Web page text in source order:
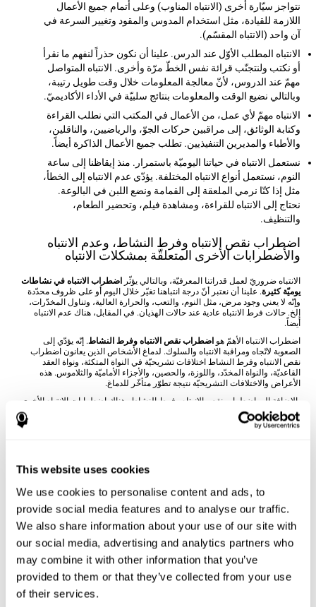
This website uses cookies
We use cookies to personalise content and ads, to
provide social media features and to analyse our traffic.
We also share information about your use of our site with
our social media, advertising and analytics partners who
may combine it with other information that you’ve
provided to them or that they’ve collected from your use
of their services.
نتواجز سيّارة أخرى (الانتباه المناوب) وعلى أتمام جميع الأعمال
اللازمة للقيادة، مثل استخدام المدوس والمقود وتغيير السرعة في
آن واحد (الانتباه المقسّم).
الانتباه المطلب الأوّل عند الدرس. علينا أن نكون حذراً لنفهم ما نقرأ
أو نكتب ولنتجنّب قرائة نفس الخطّ مرّة وأخرى. الانتباه المتواصل
مهمّ عند الدروس، لأنّ معالجة المعلومات خلال وقت طويل رتيبة،
وبالتالي نضيع الوقت والمعلومات بنتائج سلبيّة في الأداء الأكاديميّ.
الانتباه مهمّ لأي عمل، من الأعمال في المكتب التي نطلب القراءة
وكتابة الوثائق، إلى مراقبين حركات الجوّ، والرياضيين، والناقلين،
والأطباء والمديرين التنفيذيين. تطلب جميع الأعمال الذاكرة أيضاً.
نستعمل الانتباه في حياتنا اليوميّة باستمرار. منذ إيقاظنا إلى ساعة
النوم، نستعمل أنواع الانتباه المختلفة. يؤدّي عدم الانتباه إلى الخطأ،
مثل إذا كنّا نرمي الملعقة إلى القمامة ونضع اللبن في البالوعة.
نحتاج إلى الانتباه للقراءة، ومشاهدة فيلم، وتحضير الطعام،
والتنظيف.
اضطراب نقص الانتباه وفرط النشاط، وعدم الانتباه
والأضطرابات الأخرى المتعلقّة بمشكلات الانتباه
الانتباه ضروريّ لعمل قدراتنا المعرفيّة، وبالتالي يؤثّر
اضطراب الانتباه في نشاطات
يوميّة كثيرة. علينا أن نعتبر أنّ درجة انتباهنا تغيّر خلال اليوم أو على ظروف محدّدة
وإنّه لا يعني وجود مرض، مثل النوم، والتعب، والحرارة العالية، وتناول المخدّرات،
إلخ. حالات فرط الانتباه عادية عند حالات الهذيان. في المقابل، هناك عدم الانتباه
أيضاً.
اضطراب الانتباه الأهمّ هو اضطراب نقص الانتباه وفرط النشاط. إنّه يؤدّي إلى
الصعوبة لاتّجاه ومراقبة الانتباه والسلوك. لدماغ الأشخاص الذين يعانون اضطراب
نقص الانتباه وفرط النشاط اختلافات تشريحيّة في النواة المتكئة، ونواة العقد
القاعديّة، والنواة المخدّد، واللوزة، والحصين، والأجزاء الأماميّة والثلاموس. هذه
الأعراض والاختلافات التشريحيّة نتيجة تطوّر متأخّر للدماغ.
بالإضافة إلى اضطراب نقص الانبتاه وفرط النشاط، هناك اضطرابات الانتباه الأخرى.
حالات تغيّر الوعي، مثل
المركّز ومعالجات الانتباه المعقّدة. يؤدّي ضرر دماغي إلى هذه الاضطرابات، مثل
القلق والاكتئاب
، ولكن يتّجه إلى المحفزات
كيف يقايس ونقيّم الانتباه؟
يساعد تقييم الانتباه على مجال الحياة المختلف: المجال الأكاديمي
(إذا كان الطالب
يحتاج إلى المساعدة على الدرس)،المجال الطبيّ(إذا كان المريض قادراً على إجراء
حياته بدون مساعدة) والمجال المهني(إذا كان العامل قادراً على إتمام عمله بطريقة
التقييم الفسيّ-العصبيّ الكامل
يمكننا تقييم الانتباه والمهارات المعرفيّة
الأخرى بدقّة. هناك في كوجنيفيتمجموعة الاختبارات التي تقيّم معالجات الانتباه،
مثل الانتباه المركّز والانتباه المقسّم. ترتكز الروائز التي يستخدمها كوجنيفيت على
رائز Stroop، وارائز Variables Of Attention (TOVA), Hooper Visual